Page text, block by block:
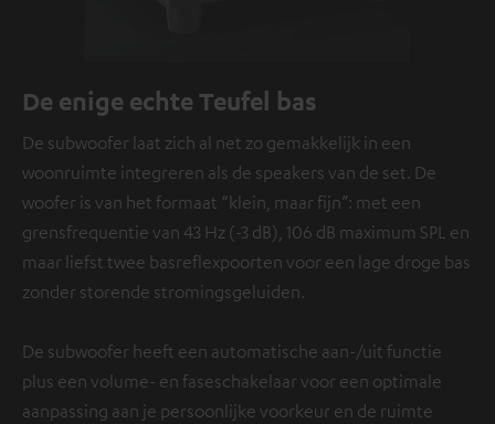
De enige echte Teufel bas
De subwoofer laat zich al net zo gemakkelijk in een
woonruimte integreren als de speakers van de set. De
woofer is van het formaat “klein, maar fijn”: met een
grensfrequentie van 43 Hz (-3 dB), 106 dB maximum SPL en
maar liefst twee basreflexpoorten voor een lage droge bas
zonder storende stromingsgeluiden.
De subwoofer heeft een automatische aan-/uit functie
plus een volume- en faseschakelaar voor een optimale
aanpassing aan je persoonlijke voorkeur en de ruimte